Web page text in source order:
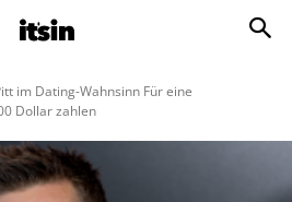
im Dating-Wahnsinn Für eine
Dollar zahlen